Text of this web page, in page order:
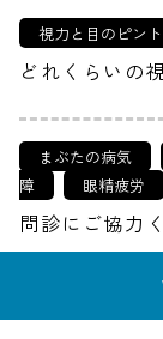
視力と目のピント
どれくらいの
まぶたの病気
障
眼精疲労
問診にご協力